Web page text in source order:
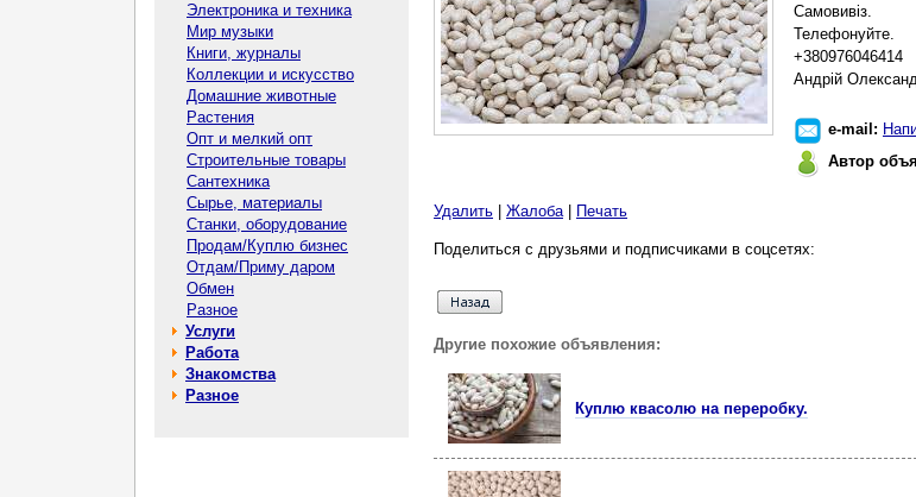
Электроника и техника
Мир музыки
Книги, журналы
Коллекции и искусство
Домашние животные
Растения
Опт и мелкий опт
Строительные товары
Сантехника
Сырье, материалы
Станки, оборудование
Продам/Куплю бизнес
Отдам/Приму даром
Обмен
Разное
Услуги
Работа
Знакомства
Разное
Самовивіз.
Телефонуйте.
+380976046414
Андрій
e-mail:
Автор
Удалить Жалоба| Печать
Поделиться с друзьями и подписчиками в соцсетях:
Другие похожие объявления:
Куплю квасолю на переробку.